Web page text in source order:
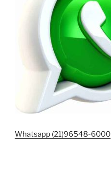
Whatsapp (21)96548-6000